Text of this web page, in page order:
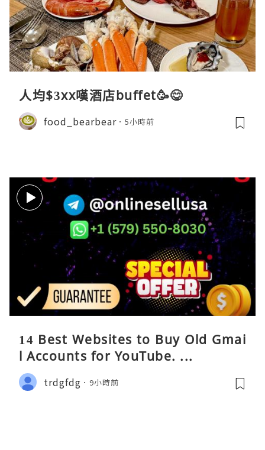
人均$3xx嘆酒店buffet🥳😋
food_bearbear 5小時前
14 Best Websites to Buy Old Gmai
l Accounts for YouTube. ...
trdgfdg 9小時前